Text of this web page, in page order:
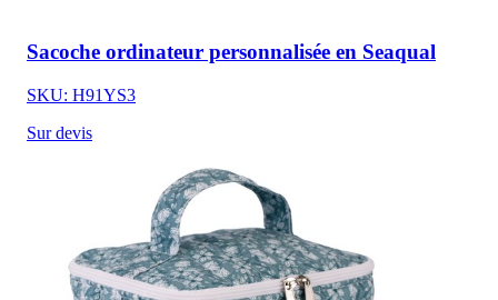
Sacoche ordinateur personnalisée en Seaqual
SKU: H91YS3
Sur devis